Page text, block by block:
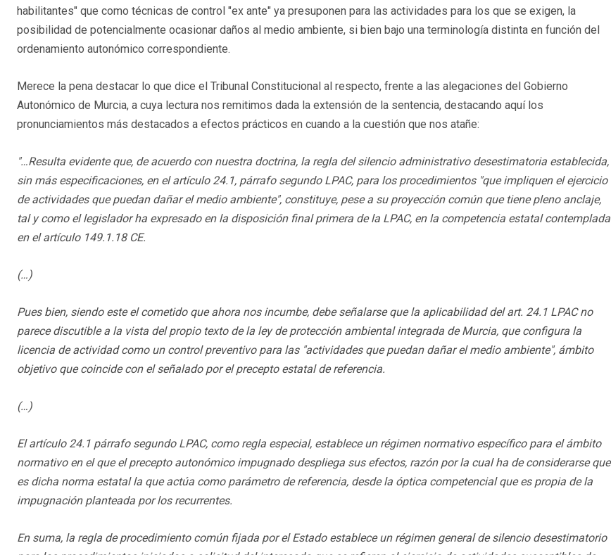
habilitantes" que como técnicas de control "ex ante" ya presuponen para las actividades para los que se exigen, la
posibilidad de potencialmente ocasionar daños al medio ambiente, si bien bajo una terminología distinta en función del
ordenamiento autonómico correspondiente.
Merece la pena destacar lo que dice el Tribunal Constitucional al respecto, frente a las alegaciones del Gobierno
Autonómico de Murcia, a cuya lectura nos remitimos dada la extensión de la sentencia, destacando aquí los
pronunciamientos más destacados a efectos prácticos en cuando a la cuestión que nos atañe:
"…Resulta evidente que, de acuerdo con nuestra doctrina, la regla del silencio administrativo desestimatoria establecida,
sin más especificaciones, en el artículo 24.1, párrafo segundo LPAC, para los procedimientos "que impliquen el ejercicio
de actividades que puedan dañar el medio ambiente", constituye, pese a su proyección común que tiene pleno anclaje,
tal y como el legislador ha expresado en la disposición final primera de la LPAC, en la competencia estatal contemplada
en el artículo 149.1.18 CE.
(…)
Pues bien, siendo este el cometido que ahora nos incumbe, debe señalarse que la aplicabilidad del art. 24.1 LPAC no
parece discutible a la vista del propio texto de la ley de protección ambiental integrada de Murcia, que configura la
licencia de actividad como un control preventivo para las "actividades que puedan dañar el medio ambiente", ámbito
objetivo que coincide con el señalado por el precepto estatal de referencia.
(…)
El artículo 24.1 párrafo segundo LPAC, como regla especial, establece un régimen normativo específico para el ámbito
normativo en el que el precepto autonómico impugnado despliega sus efectos, razón por la cual ha de considerarse que
es dicha norma estatal la que actúa como parámetro de referencia, desde la óptica competencial que es propia de la
impugnación planteada por los recurrentes.
En suma, la regla de procedimiento común fijada por el Estado establece un régimen general de silencio desestimatorio